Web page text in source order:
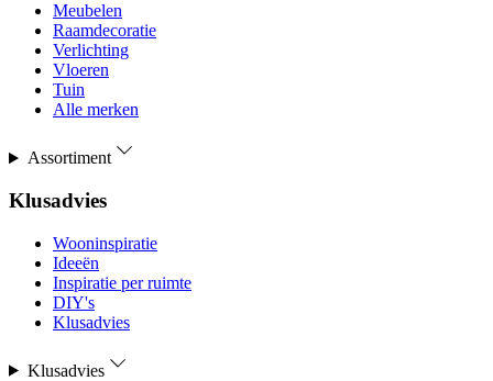
Meubelen
Raamdecoratie
Verlichting
Vloeren
Tuin
Alle merken
Assortiment
Klusadvies
Wooninspiratie
Ideeën
Inspiratie per ruimte
DIY's
Klusadvies
Klusadvies